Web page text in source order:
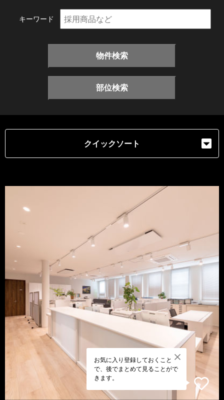
キーワード
物件検索
部位検索
クイックソート
お気に入り登録しておくこと
で、後でまとめて見ることがで
きます。